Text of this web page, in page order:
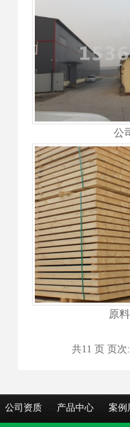
公
原
共11 页 页次
公司资质 产品中心 案例